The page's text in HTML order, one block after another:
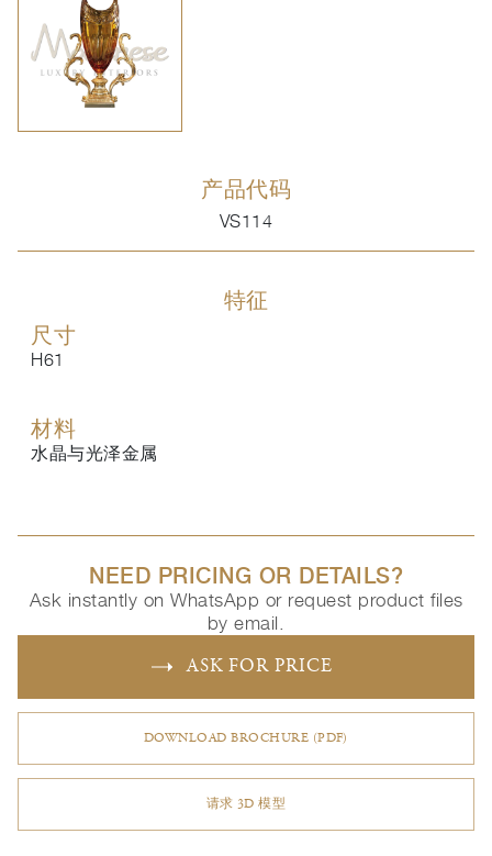
产品代码
VS114
特征
尺寸
H61
材料
水晶与光泽金属
NEED PRICING OR DETAILS?
Ask instantly on WhatsApp or request product files
by email.
ASK FOR PRICE
DOWNLOAD BROCHURE (PDF)
请求 3D 模型